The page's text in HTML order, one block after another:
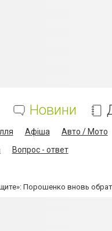
Новини
Афіша Авто / Мото
Вопрос - ответ
Порошенко вновь